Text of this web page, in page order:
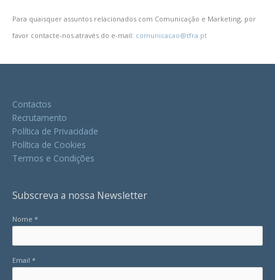
Para quaisquer assuntos relacionados com Comunicação e Marketing, por
favor contacte-nos através do e-mail: comunicacao@tfra.pt
Contactos
Recrutamento
Política de Privacidade
Política de Cookies
Termos e Condições
Subscreva a nossa Newsletter
Nome *
Email *